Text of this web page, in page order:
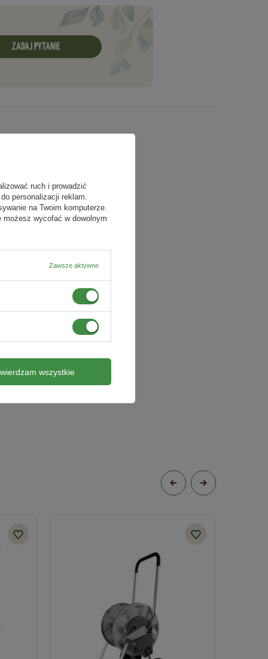
ZADAJ PYTANIE
ruch i prowadzić
personalizacji reklam.
na Twoim komputerze.
możesz wycofać w dowolnym
Zawsze aktywne
wszystkie